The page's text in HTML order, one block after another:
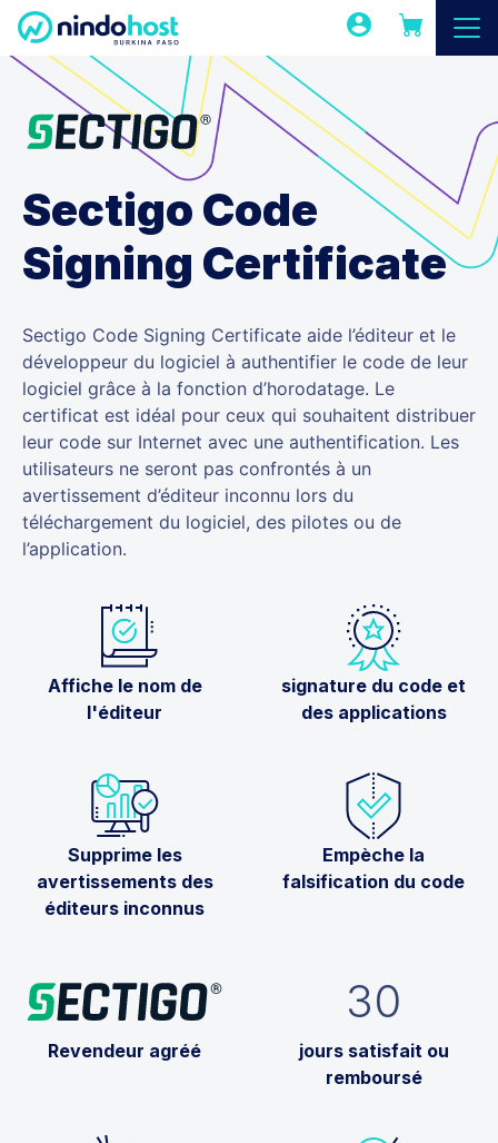
Sectigo Code
Signing Certificate
Sectigo Code Signing Certificate aide l’éditeur et le
développeur du logiciel à authentifier le code de leur
logiciel grâce à la fonction d’horodatage. Le
certificat est idéal pour ceux qui souhaitent distribuer
leur code sur Internet avec une authentification. Les
utilisateurs ne seront pas confrontés à un
avertissement d’éditeur inconnu lors du
téléchargement du logiciel, des pilotes ou de
l’application.
Affiche le nom de
l'éditeur
signature du code et
des applications
Supprime les
avertissements des
éditeurs inconnus
Empèche la
falsification du code
Revendeur agréé
30
jours satisfait ou
remboursé